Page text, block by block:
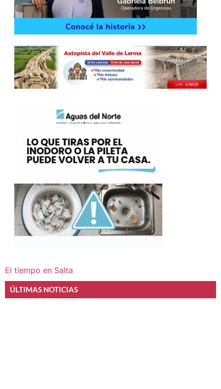
El tiempo en Salta
ÚLTIMAS NOTICIAS